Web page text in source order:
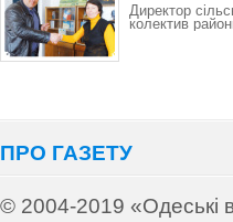
Директор
колектив
ПРО ГАЗЕТУ
© 2004-2019 «Одеські